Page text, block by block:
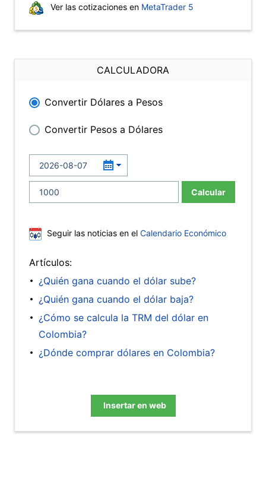
Ver las cotizaciones en MetaTrader 5
CALCULADORA
Convertir Dólares a Pesos
Convertir Pesos a Dólares
Calcular
Seguir las noticias en el Calendario Económico
Artículos:
¿Quién gana cuando el dólar sube?
¿Quién gana cuando el dólar baja?
¿Cómo se calcula la TRM del dólar en
Colombia?
¿Dónde comprar dólares en Colombia?
Insertar en web